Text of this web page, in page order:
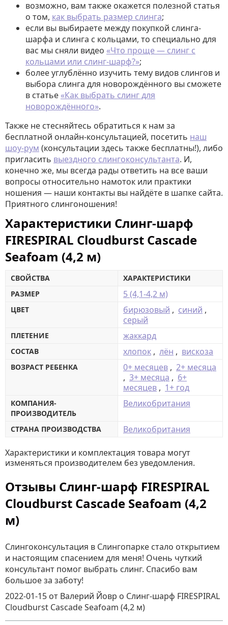
возможно, вам также окажется полезной статья
о том, как выбрать размер слинга;
если вы выбираете между покупкой слинга-
шарфа и слинга с кольцами, то специально для
вас мы сняли видео «Что проще — слинг с
кольцами или слинг-шарф?»;
более углублённо изучить тему видов слингов и
выбора слинга для новорождённого вы сможете
в статье «Как выбрать слинг для
новорождённого».
Также не стесняйтесь обратиться к нам за
бесплатной онлайн-консультацией, посетить наш
шоу-рум (консультации здесь также бесплатны!), либо
пригласить выездного слингоконсультанта. И,
конечно же, мы всегда рады ответить на все ваши
вопросы относительно намоток или практики
ношения — наши контакты вы найдёте в шапке сайта.
Приятного слингоношения!
Характеристики Слинг-шарф
FIRESPIRAL Cloudburst Cascade
Seafoam (4,2 м)
СВОЙСТВА
ХАРАКТЕРИСТИКИ
РАЗМЕР
5 (4,1-4,2 м)
ЦВЕТ бирюзовый , синий ,
серый
ПЛЕТЕНИЕ жаккард
СОСТАВ хлопок , лён , вискоза
ВОЗРАСТ РЕБЕНКА 0+ месяцев , 2+ месяца
, 3+ месяца , 6+
месяцев , 1+ год
КОМПАНИЯ-
ПРОИЗВОДИТЕЛЬ
Великобритания
СТРАНА ПРОИЗВОДСТВА Великобритания
Характеристики и комплектация товара могут
изменяться производителем без уведомления.
Отзывы Слинг-шарф FIRESPIRAL
Cloudburst Cascade Seafoam (4,2
м)
Слингоконсультация в Слингопарке стало открытием
и настоящим спасением для меня! Очень чуткий
консультант помог выбрать слинг. Спасибо вам
большое за заботу!
2022-01-15 от Валерий Йовр о Слинг-шарф FIRESPIRAL
Cloudburst Cascade Seafoam (4,2 м)